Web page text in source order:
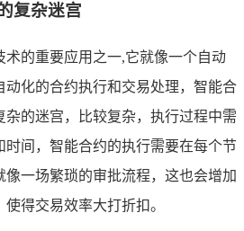
复杂迷宫
术的重要应用之一,它就像一个自动
动化的合约执行和交易处理，智能合
的迷宫，比较复杂，执行过程中需
时间，智能合约的执行需要在每个节
像一场繁琐的审批流程，这也会增加
得交易效率大打折扣。